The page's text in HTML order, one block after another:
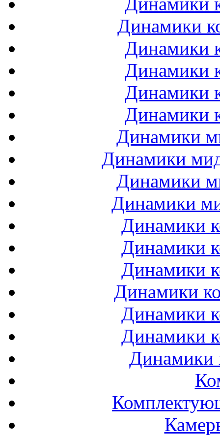
Динамики
Динамики
Динамики
Динамики
Динамики
Динамики
Динамики
Динамики
Динамики
Динамики
Динамики
Динамики
Динамики
Динамики
Динамики
Динамики